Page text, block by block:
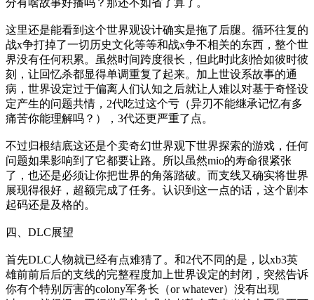
这里还是能看到这个世界观设计确实是拖了后腿。循环往复的
战x争打掉了一切历史文化等等和战x争不相关的东西，整个世
界没有任何积累。虽然时间跨度很长，但此时此刻恰如彼时彼
刻，让回忆杀都显得单调重复了起来。加上世设系故事的通
病，世界设定过于偏离人们认知之后就让人难以对基于奇怪设
定产生的问题共情，2代吃过这个亏（异刃不能继承记忆有多
痛苦你能理解吗？），3代还更严重了点。
不过归根结底这还是个卖奇幻世界观下世界探索的游戏，任何
问题如果影响到了它都要让路。所以虽然mio的寿命很紧张
了，也还是必须让你把世界的角落踏破。而支线又确实将世界
展现得很好，超额完成了任务。认识到这一点的话，这个剧本
起码还是及格的。
四、DLC展望
首先DLC人物就已经有点难猜了。和2代不同的是，以xb3英
雄前前后后的支线的完整程度加上世界设定的封闭，突然告诉
你有个特别厉害的colony军务长（or whatever）没有出现